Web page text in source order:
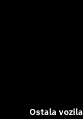
Ostala vozila